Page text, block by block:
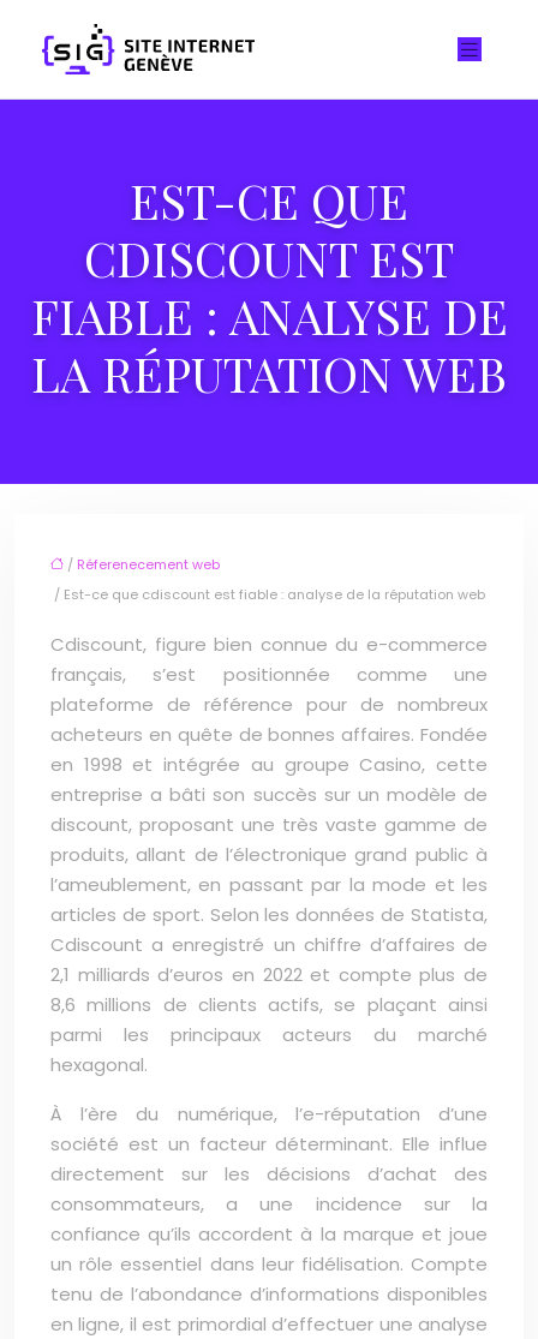
EST-CE QUE
CDISCOUNT EST
FIABLE : ANALYSE DE
LA RÉPUTATION WEB
/ Réferenecement web
/ Est-ce que cdiscount est fiable : analyse de la réputation web
Cdiscount, figure bien connue du e-commerce
français, s’est positionnée comme une
plateforme de référence pour de nombreux
acheteurs en quête de bonnes affaires. Fondée
en 1998 et intégrée au groupe Casino, cette
entreprise a bâti son succès sur un modèle de
discount, proposant une très vaste gamme de
produits, allant de l’électronique grand public à
l’ameublement, en passant par la mode et les
articles de sport. Selon les données de Statista,
Cdiscount a enregistré un chiffre d’affaires de
2,1 milliards d’euros en 2022 et compte plus de
8,6 millions de clients actifs, se plaçant ainsi
parmi les principaux acteurs du marché
hexagonal.
À l’ère du numérique, l’e-réputation d’une
société est un facteur déterminant. Elle influe
directement sur les décisions d’achat des
consommateurs, a une incidence sur la
confiance qu’ils accordent à la marque et joue
un rôle essentiel dans leur fidélisation. Compte
tenu de l’abondance d’informations disponibles
en ligne, il est primordial d’effectuer une analyse